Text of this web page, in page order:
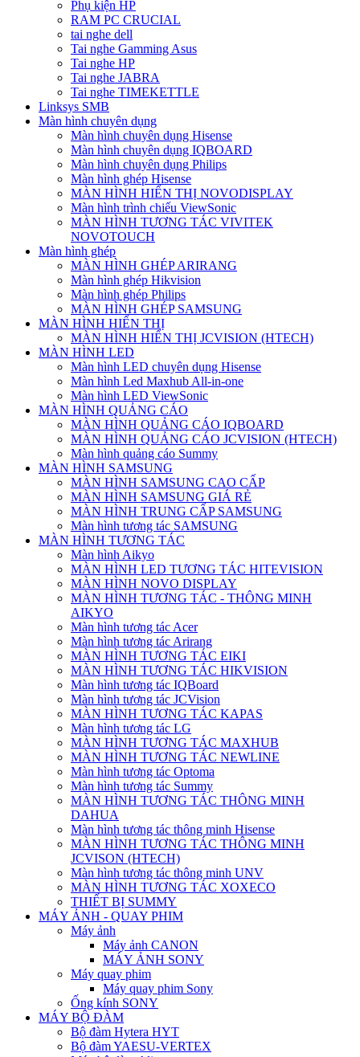
Phụ kiện HP
RAM PC CRUCIAL
tai nghe dell
Tai nghe Gamming Asus
Tai nghe HP
Tai nghe JABRA
Tai nghe TIMEKETTLE
Linksys SMB
Màn hình chuyên dụng
Màn hình chuyên dụng Hisense
Màn hình chuyên dụng IQBOARD
Màn hình chuyên dụng Philips
Màn hình ghép Hisense
MÀN HÌNH HIỂN THỊ NOVODISPLAY
Màn hình trình chiếu ViewSonic
MÀN HÌNH TƯƠNG TÁC VIVITEK
NOVOTOUCH
Màn hình ghép
MÀN HÌNH GHÉP ARIRANG
Màn hình ghép Hikvision
Màn hình ghép Philips
MÀN HÌNH GHÉP SAMSUNG
MÀN HÌNH HIỂN THỊ
MÀN HÌNH HIỂN THỊ JCVISION (HTECH)
MÀN HÌNH LED
Màn hình LED chuyên dụng Hisense
Màn hình Led Maxhub All-in-one
Màn hình LED ViewSonic
MÀN HÌNH QUẢNG CÁO
MÀN HÌNH QUẢNG CÁO IQBOARD
MÀN HÌNH QUẢNG CÁO JCVISION (HTECH)
Màn hình quảng cáo Summy
MÀN HÌNH SAMSUNG
MÀN HÌNH SAMSUNG CAO CẤP
MÀN HÌNH SAMSUNG GIÁ RẺ
MÀN HÌNH TRUNG CẤP SAMSUNG
Màn hình tương tác SAMSUNG
MÀN HÌNH TƯƠNG TÁC
Màn hình Aikyo
MÀN HÌNH LED TƯƠNG TÁC HITEVISION
MÀN HÌNH NOVO DISPLAY
MÀN HÌNH TƯƠNG TÁC - THÔNG MINH
AIKYO
Màn hình tương tác Acer
Màn hình tương tác Arirang
MÀN HÌNH TƯƠNG TÁC EIKI
MÀN HÌNH TƯƠNG TÁC HIKVISION
Màn hình tương tác IQBoard
Màn hình tương tác JCVision
MÀN HÌNH TƯƠNG TÁC KAPAS
Màn hình tương tác LG
MÀN HÌNH TƯƠNG TÁC MAXHUB
MÀN HÌNH TƯƠNG TÁC NEWLINE
Màn hình tương tác Optoma
Màn hình tương tác Summy
MÀN HÌNH TƯƠNG TÁC THÔNG MINH
DAHUA
Màn hình tương tác thông minh Hisense
MÀN HÌNH TƯƠNG TÁC THÔNG MINH
JCVISON (HTECH)
Màn hình tương tác thông minh UNV
MÀN HÌNH TƯƠNG TÁC XOXECO
THIẾT BỊ SUMMY
MÁY ẢNH - QUAY PHIM
Máy ảnh
Máy ảnh CANON
MÁY ẢNH SONY
Máy quay phim
Máy quay phim Sony
Ống kính SONY
MÁY BỘ ĐÀM
Bộ đàm Hytera HYT
Bộ đàm YAESU-VERTEX